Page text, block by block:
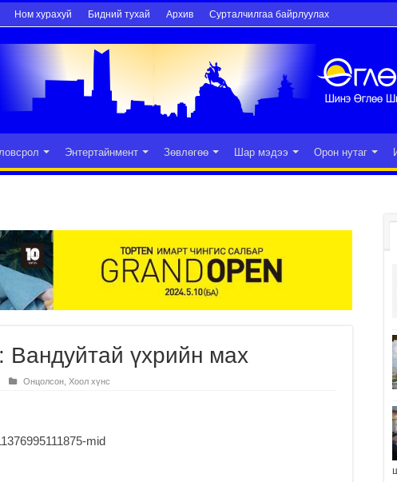
Ном хурахуй Бидний тухай Архив Сурталчилгаа байрлуулах
Энтертайнмент Зөвлөгөө Шар мэдээ Орон нутаг
Вандуйтай үхрийн мах
Онцолсон Хоол хүнс